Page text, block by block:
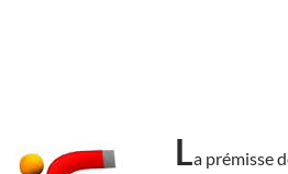
La prémisse